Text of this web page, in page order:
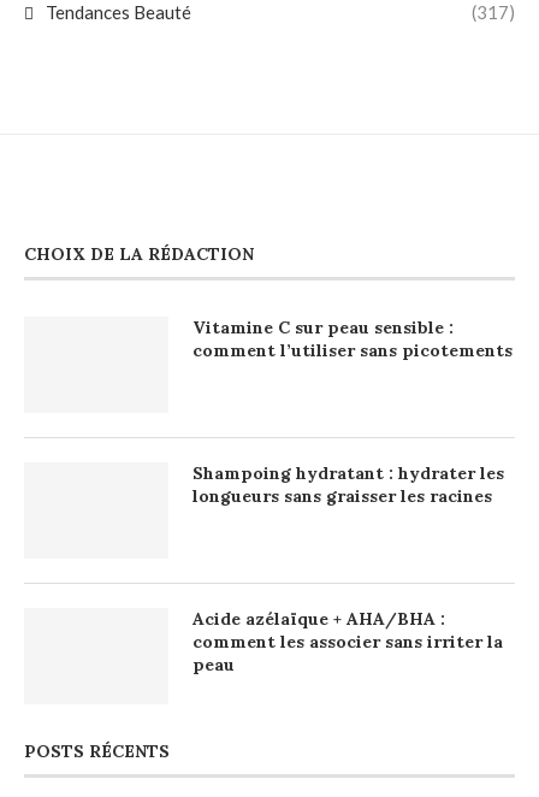
Tendances Beauté (317)
CHOIX DE LA RÉDACTION
Vitamine C sur peau sensible :
comment l’utiliser sans picotements
Shampoing hydratant : hydrater les
longueurs sans graisser les racines
Acide azélaïque + AHA/BHA :
comment les associer sans irriter la
peau
POSTS RÉCENTS